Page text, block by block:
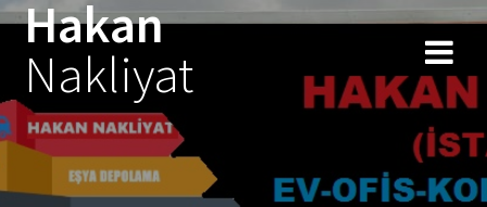
Skip
Hakan
Nakliyat